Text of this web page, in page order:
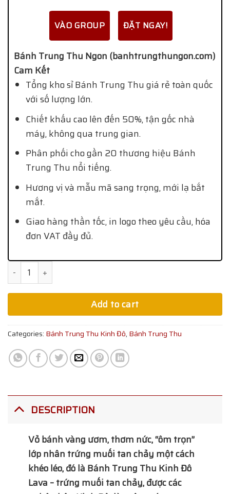
VÀO GROUP ĐẶT NGAY!
Bánh Trung Thu Ngon (banhtrungthungon.com)
Cam Kết
Tổng kho sỉ Bánh Trung Thu giá rẻ toàn quốc
với số lượng lớn.
Chiết khấu cao lên đến 50%, tận gốc nhà
máy, không qua trung gian.
Phân phối cho gần 20 thương hiệu Bánh
Trung Thu nổi tiếng.
Hương vị và mẫu mã sang trọng, mới lạ bắt
mắt.
Giao hàng thần tốc, in logo theo yêu cầu, hóa
đơn VAT đầy đủ.
Quantity
Add to cart
Categories: Bánh Trung Thu Kinh Đô, Bánh Trung Thu
DESCRIPTION
Vỏ bánh vàng ươm, thơm nức, “ôm trọn”
lớp nhân trứng muối tan chảy một cách
khéo léo, đó là Bánh Trung Thu Kinh Đô
Lava – trứng muối tan chảy, được các